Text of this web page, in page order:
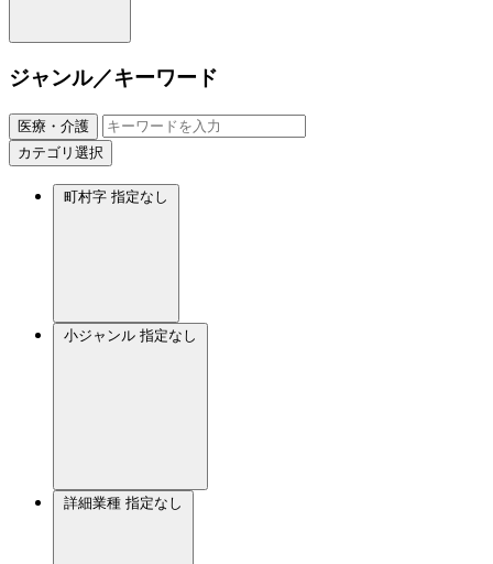
ジャンル／キーワード
医療・介護
カテゴリ選択
町村字 指定なし
小ジャンル 指定なし
詳細業種 指定なし